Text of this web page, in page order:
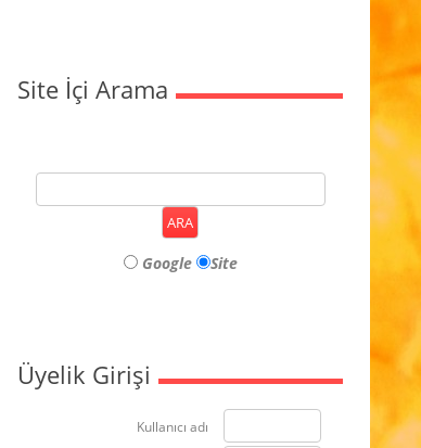
Site İçi Arama
Google Site
Üyelik Girişi
Kullanıcı adı